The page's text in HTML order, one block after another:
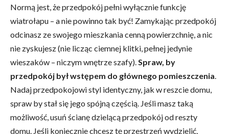
Normą jest, że przedpokój pełni wyłącznie funkcję
wiatrołapu – a nie powinno tak być! Zamykając przedpokój
odcinasz ze swojego mieszkania cenną powierzchnię, a nic
nie zyskujesz (nie licząc ciemnej klitki, pełnej jedynie
wieszaków – niczym wnętrze szafy). Spraw, by
przedpokój był wstępem do głównego pomieszczenia
Nadaj przedpokojowi styl identyczny, jak w reszcie domu,
spraw by stał się jego spójną częścią. Jeśli masz taką
możliwość, usuń ścianę dzielącą przedpokój od reszty
domu. Jeśli koniecznie chcesz tę przestrzeń wydzielić,